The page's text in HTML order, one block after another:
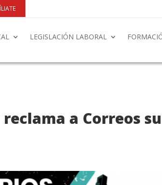
LEGISLACIÓN LABORAL
reclama a